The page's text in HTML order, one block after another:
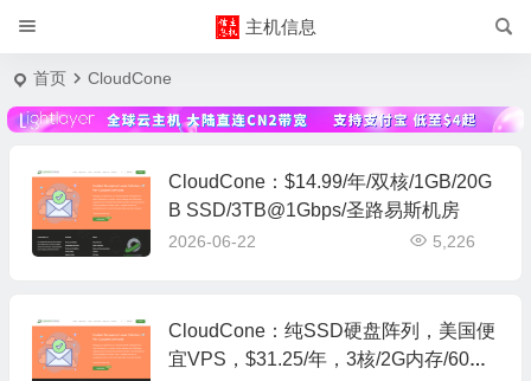
主机信息
首页 CloudCone
CloudCone：$14.99/年/双核/1GB/20G
B SSD/3TB@1Gbps/圣路易斯机房
2026-06-22 5,226
CloudCone：纯SSD硬盘阵列，美国便
宜VPS，$31.25/年，3核/2G内存/60G